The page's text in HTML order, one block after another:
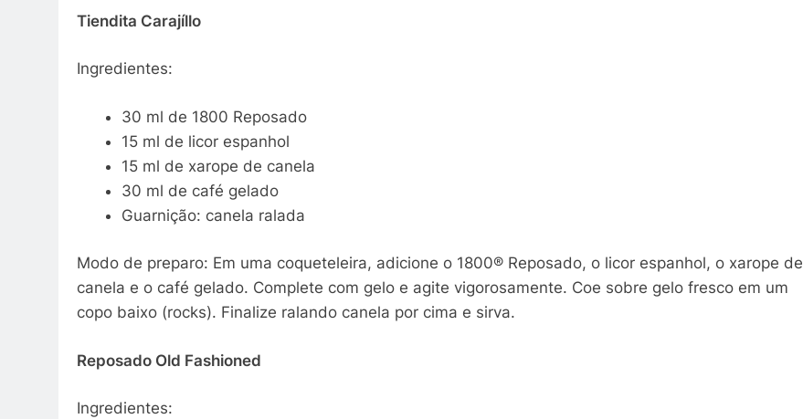
Tiendita Carajíllo
Ingredientes:
30 ml de 1800 Reposado
15 ml de licor espanhol
15 ml de xarope de canela
30 ml de café gelado
Guarnição: canela ralada
Modo de preparo: Em uma coqueteleira, adicione o 1800® Reposado, o licor espanhol, o xarope de
canela e o café gelado. Complete com gelo e agite vigorosamente. Coe sobre gelo fresco em um
copo baixo (rocks). Finalize ralando canela por cima e sirva.
Reposado Old Fashioned
Ingredientes: